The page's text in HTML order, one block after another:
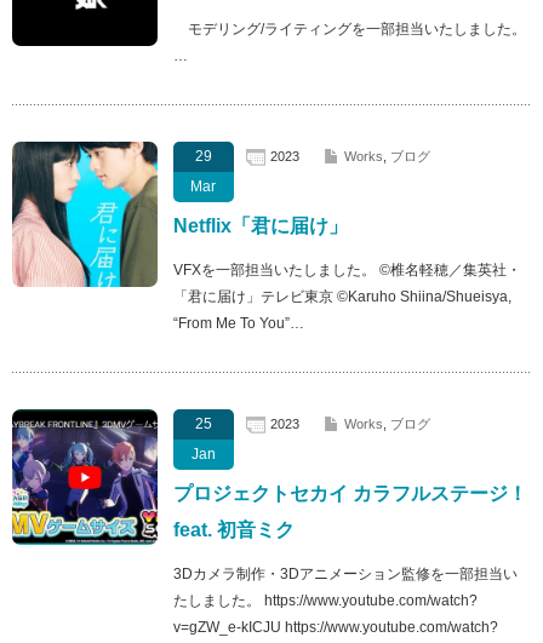
モデリング/ライティングを一部担当いたしました。
…
29
Mar
2023 Works ブログ
Netflix「君に届け」
VFXを一部担当いたしました。 ©︎椎名軽穂／集英社・
「君に届け」テレビ東京 ©︎Karuho Shiina/Shueisya,
“From Me To You”…
25
Jan
2023 Works ブログ
プロジェクトセカイ カラフルステージ！
feat. 初音ミク
3Dカメラ制作・3Dアニメーション監修を一部担当い
たしました。 https://www.youtube.com/watch?
v=gZW_e-kICJU https://www.youtube.com/watch?